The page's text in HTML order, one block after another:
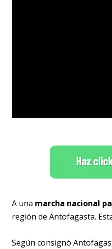
A una marcha nacional
región de Antofagasta.
Según consignó